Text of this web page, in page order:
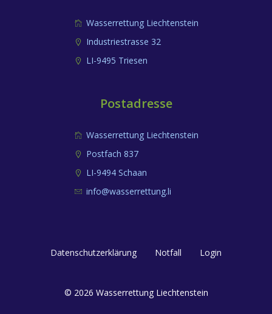
Wasserrettung Liechtenstein
Industriestrasse 32
LI-9495 Triesen
Postadresse
Wasserrettung Liechtenstein
Postfach 837
LI-9494 Schaan
info@wasserrettung.li
© 2026 Wasserrettung Liechtenstein
Datenschutzerklärung Notfall Login